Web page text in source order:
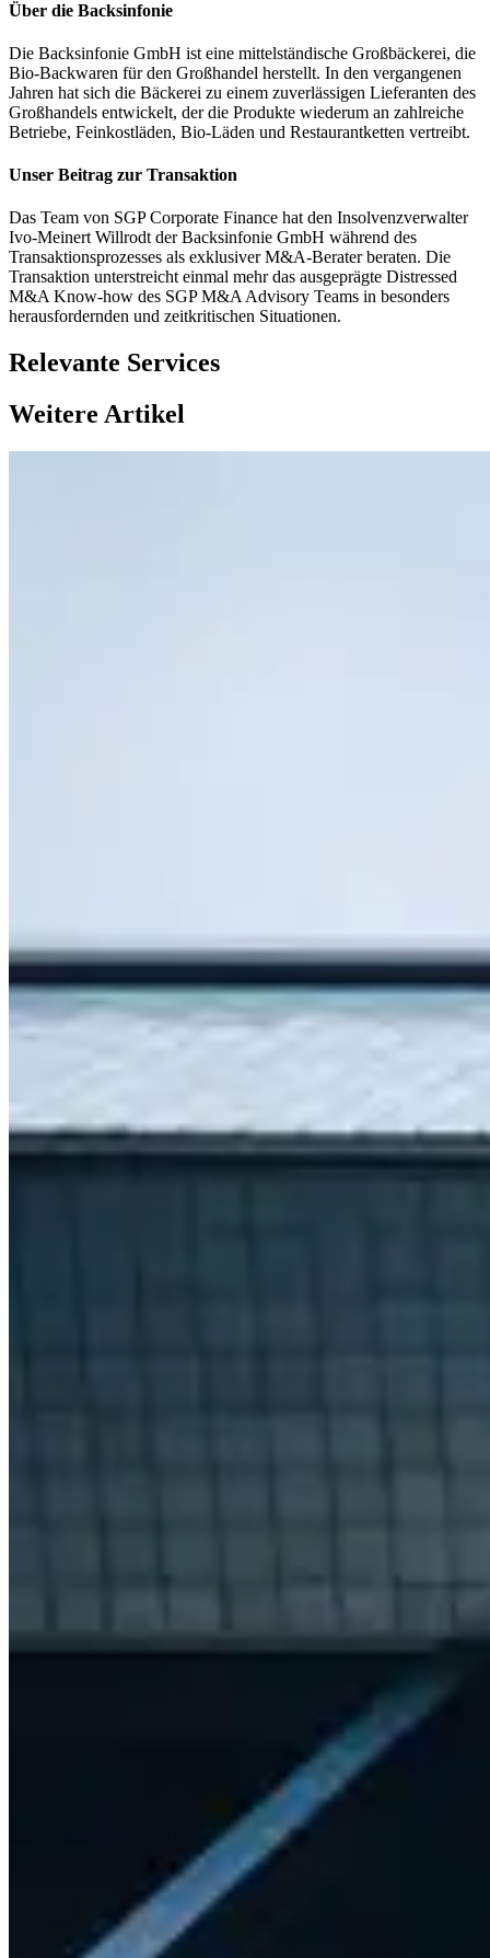
Über die Backsinfonie
Die Backsinfonie GmbH ist eine mittelständische Großbäckerei, die
Bio-Backwaren für den Großhandel herstellt. In den vergangenen
Jahren hat sich die Bäckerei zu einem zuverlässigen Lieferanten des
Großhandels entwickelt, der die Produkte wiederum an zahlreiche
Betriebe, Feinkostläden, Bio-Läden und Restaurantketten vertreibt.
Unser Beitrag zur Transaktion
Das Team von SGP Corporate Finance hat den Insolvenzverwalter
Ivo-Meinert Willrodt der Backsinfonie GmbH während des
Transaktionsprozesses als exklusiver M&A-Berater beraten. Die
Transaktion unterstreicht einmal mehr das ausgeprägte Distressed
M&A Know-how des SGP M&A Advisory Teams in besonders
herausfordernden und zeitkritischen Situationen.
Relevante Services
Weitere Artikel